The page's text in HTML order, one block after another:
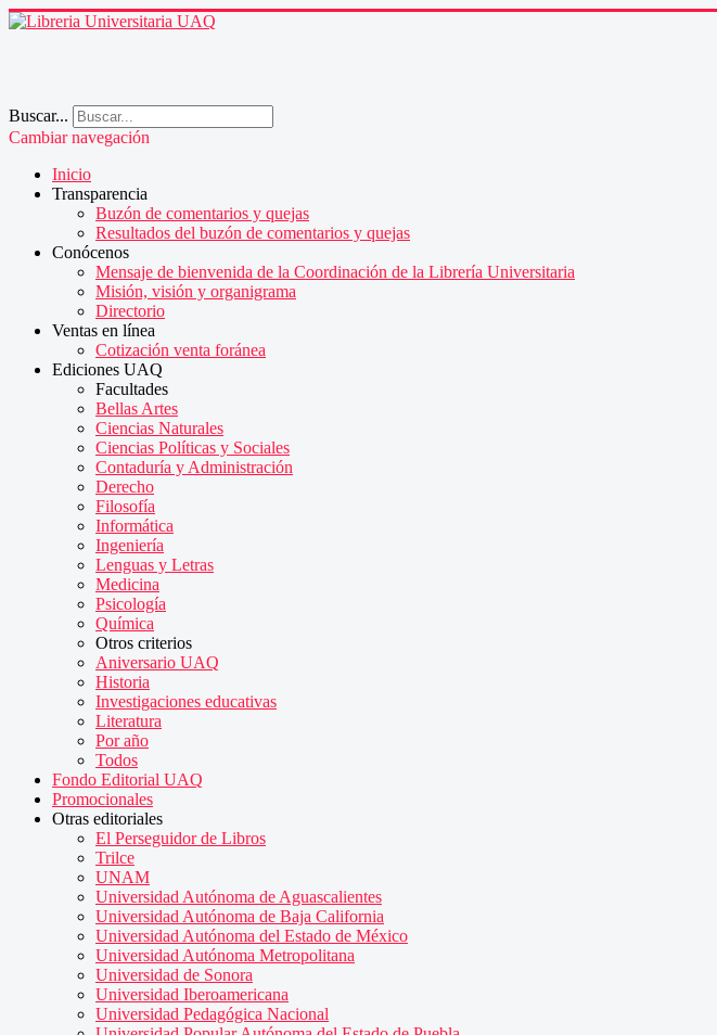
Buscar...
Cambiar navegación
Inicio
Transparencia
Buzón de comentarios y quejas
Resultados del buzón de comentarios y quejas
Conócenos
Mensaje de bienvenida de la Coordinación de la Librería Universitaria
Misión, visión y organigrama
Directorio
Ventas en línea
Cotización venta foránea
Ediciones UAQ
Facultades
Bellas Artes
Ciencias Naturales
Ciencias Políticas y Sociales
Contaduría y Administración
Derecho
Filosofía
Informática
Ingeniería
Lenguas y Letras
Medicina
Psicología
Química
Otros criterios
Aniversario UAQ
Historia
Investigaciones educativas
Literatura
Por año
Todos
Fondo Editorial UAQ
Promocionales
Otras editoriales
El Perseguidor de Libros
Trilce
UNAM
Universidad Autónoma de Aguascalientes
Universidad Autónoma de Baja California
Universidad Autónoma del Estado de México
Universidad Autónoma Metropolitana
Universidad de Sonora
Universidad Iberoamericana
Universidad Pedagógica Nacional